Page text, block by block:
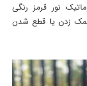
نور قرمز رنگی
زدن یا قطع شدن